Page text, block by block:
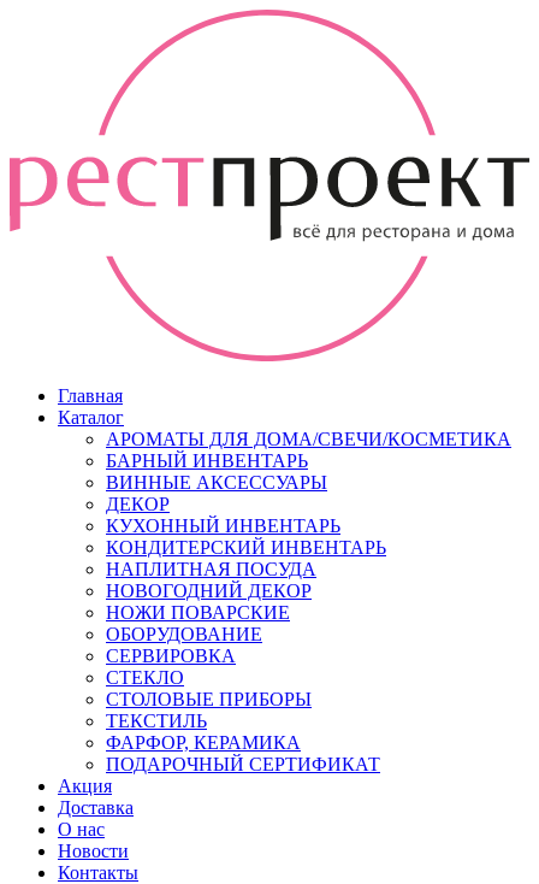
Главная
Каталог
АРОМАТЫ ДЛЯ ДОМА/СВЕЧИ/КОСМЕТИКА
БАРНЫЙ ИНВЕНТАРЬ
ВИННЫЕ АКСЕССУАРЫ
ДЕКОР
КУХОННЫЙ ИНВЕНТАРЬ
КОНДИТЕРСКИЙ ИНВЕНТАРЬ
НАПЛИТНАЯ ПОСУДА
НОВОГОДНИЙ ДЕКОР
НОЖИ ПОВАРСКИЕ
ОБОРУДОВАНИЕ
СЕРВИРОВКА
СТЕКЛО
СТОЛОВЫЕ ПРИБОРЫ
ТЕКСТИЛЬ
ФАРФОР, КЕРАМИКА
ПОДАРОЧНЫЙ СЕРТИФИКАТ
Акция
Доставка
О нас
Новости
Контакты